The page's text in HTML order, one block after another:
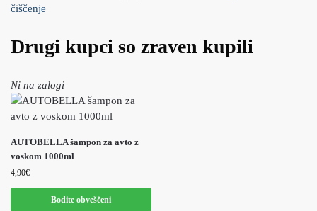
čiščenje
Drugi kupci so zraven kupili
Ni na zalogi
AUTOBELLA šampon za avto z
voskom 1000ml
4,90€
Bodite obveščeni